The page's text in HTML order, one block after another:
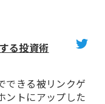
る投資術
できる被リンクゲ
ントにアップした